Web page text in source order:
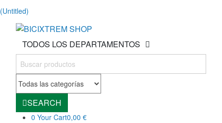
(Untitled)
TODOS LOS DEPARTAMENTOS
SEARCH
0 Your Cart0,00 €